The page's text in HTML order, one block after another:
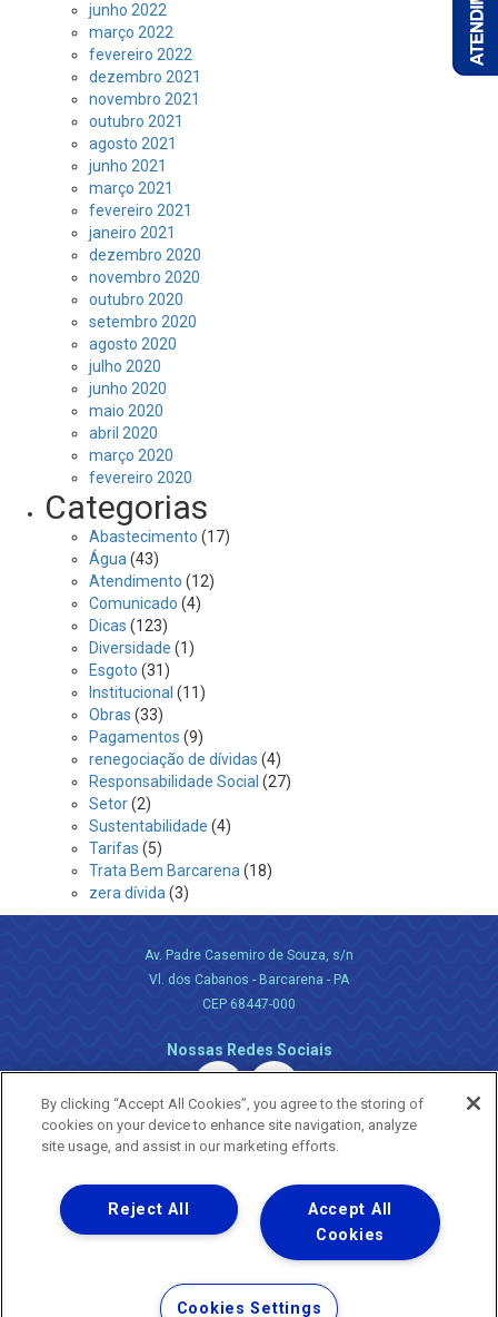
junho 2022
março 2022
fevereiro 2022
dezembro 2021
novembro 2021
outubro 2021
agosto 2021
junho 2021
março 2021
fevereiro 2021
janeiro 2021
dezembro 2020
novembro 2020
outubro 2020
setembro 2020
agosto 2020
julho 2020
junho 2020
maio 2020
abril 2020
março 2020
fevereiro 2020
Categorias
Abastecimento (17)
Água (43)
Atendimento (12)
Comunicado (4)
Dicas (123)
Diversidade (1)
Esgoto (31)
Institucional (11)
Obras (33)
Pagamentos (9)
renegociação de dívidas (4)
Responsabilidade Social (27)
Setor(2)
Sustentabilidade (4)
Tarifas (5)
Trata Bem Barcarena (18)
zera dívida (3)
Av. Padre Casemiro de Souza, s/n
Vl. dos Cabanos - Barcarena - PA
CEP 68447-000
Nossas Redes Sociais
Uma empresa
Copyright ® 2026 - Todos os Direitos Reservados.
Nossa natureza movimenta a vida
Termos Gerais de Uso de Sites e Aplicativos
By clicking “Accept All Cookies”, you agree to the storing of
cookies on your device to enhance site navigation, analyze
site usage, and assist in our marketing efforts.
Accept All
Cookies
Reject All
Cookies Settings